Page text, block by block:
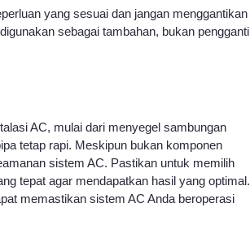
yang sesuai dan jangan menggantikan
sebagai tambahan, bukan pengganti
AC, mulai dari menyegel sambungan
tetap rapi. Meskipun bukan komponen
sistem AC. Pastikan untuk memilih
tepat agar mendapatkan hasil yang optimal.
memastikan sistem AC Anda beroperasi